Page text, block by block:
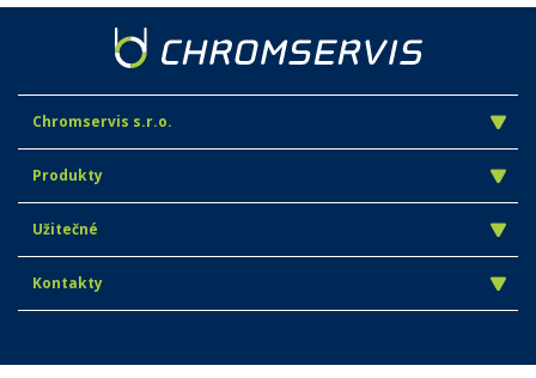
Chromservis s.r.o.
Produkty
Užitečné
Kontakty